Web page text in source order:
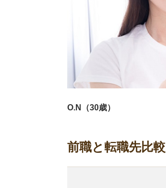
O.N（30歳）
前職と転職先比較